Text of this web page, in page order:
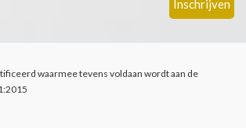
waarmee tevens voldaan wordt aan de